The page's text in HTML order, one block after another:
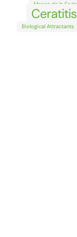
Mosca de la Fruta
Ceratitis
Biological Attractants